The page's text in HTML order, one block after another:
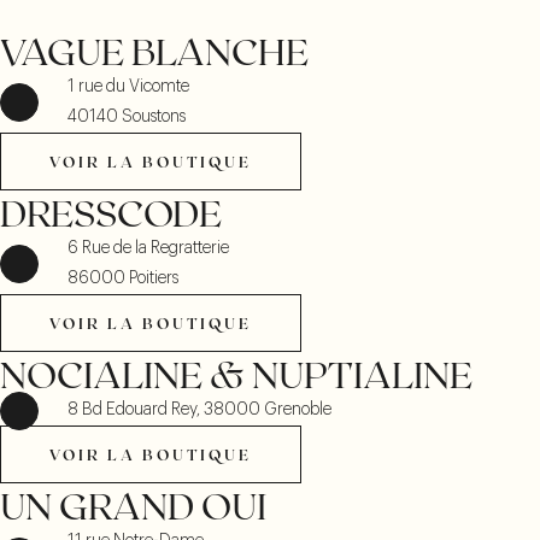
ON M5R 1J2
Mardi : 14h00 – 19h00
Mercredi :
Vendredi :
10h00 – 19h00
Samedi : 09h00 – 17h00
Dimanche et Lundi :
Téléphone :
BOUTIQUE
RENNES
VAGUE BLANCHE
1 rue du Vicomte
40140 Soustons
VOIR LA BOUTIQUE
VOIR LA BOUTIQUE
DRESSCODE
6 Rue de la Regratterie
86000 Poitiers
VOIR LA BOUTIQUE
VOIR LA BOUTIQUE
NOCIALINE & NUPTIALINE
8 Bd Edouard Rey, 38000 Grenoble
VOIR LA BOUTIQUE
VOIR LA BOUTIQUE
UN GRAND OUI